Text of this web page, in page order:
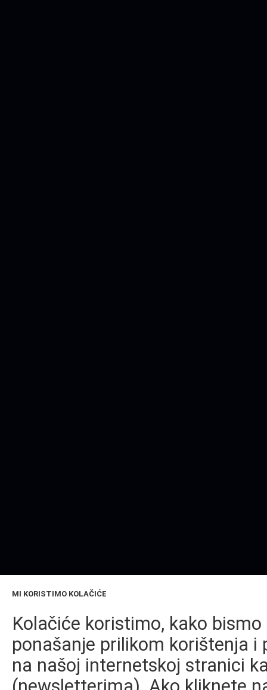
MI KORISTIMO KOLAČIĆE
Kolačiće koristimo, kako
ponašanje prilikom korištenja
na našoj internetskoj stranici